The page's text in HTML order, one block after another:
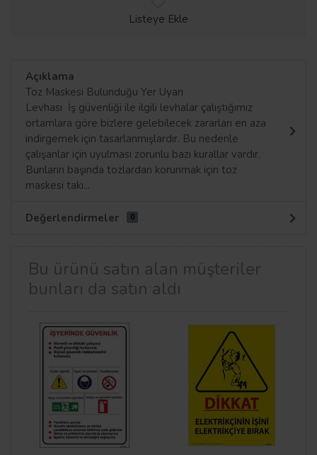
Listeye Ekle
Açıklama
Toz Maskesi Bulunduğu Yer Uyarı
Levhası İş güvenliği ile ilgili levhalar çalıştığımız
ortamlara göre bizlere gelebilecek zararları en aza
indirgemek için tasarlanmışlardır. Bu nedenle
çalışanlar için uyulması zorunlu bazı kurallar vardır.
Bunların başında tozlardan korunmak için toz
maskesi takı...
Değerlendirmeler 0
Bu ürünü satın alan müşteriler
bunları da satın aldı